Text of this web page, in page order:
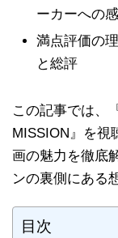
ーカーへの
満点評価の
と総評
この記事では、
MISSION』を視
画の魅力を徹底
ンの裏側にある
目次